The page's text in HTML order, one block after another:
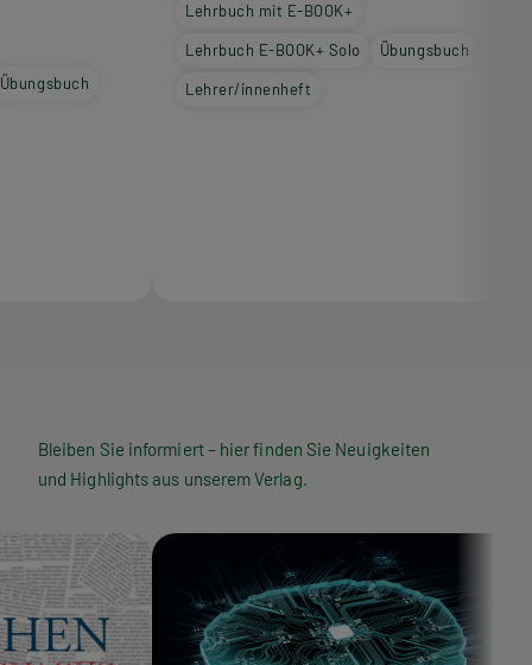
Übungsbuch
Lehrbuch mit E-BOOK+
Lehrbuch E-BOOK+ Solo Übungsbuch
Lehrer/innenheft
Bleiben Sie informiert – hier finden Sie Neuigkeiten
und Highlights aus unserem Verlag.